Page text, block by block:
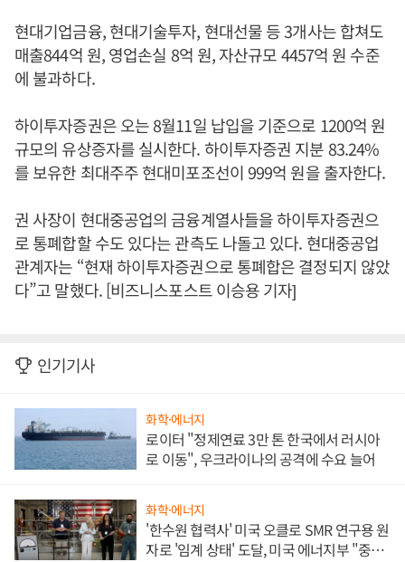
현대기업금융, 현대기술투자, 현대선물 등 3개사는 합쳐도
매출844억 원, 영업손실 8억 원, 자산규모 4457억 원 수준
에 불과하다.
하이투자증권은 오는 8월11일 납입을 기준으로 1200억 원
규모의 유상증자를 실시한다. 하이투자증권 지분 83.24%
를 보유한 최대주주 현대미포조선이 999억 원을 출자한다.
권 사장이 현대중공업의 금융계열사들을 하이투자증권으
로 통폐합할 수도 있다는 관측도 나돌고 있다. 현대중공업
관계자는 “현재 하이투자증권으로 통폐합은 결정되지 않았
다”고 말했다. [비즈니스포스트 이승용 기자]
인기기사
화학·에너지
로이터 "정제연료 3만 톤 한국에서 러시아
로 이동", 우크라이나의 공격에 수요 늘어
화학·에너지
'한수원 협력사' 미국 오클로 SMR 연구용 원
자로 '임계 상태' 도달, 미국 에너지부 "중요